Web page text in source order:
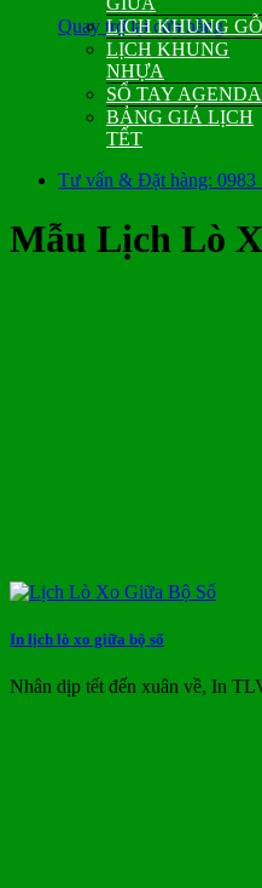
Quay trở lại cửa hàng
LỊCH KHUNG GỖ
LỊCH KHUNG
NHỰA
SỔ TAY AGENDA
BẢNG GIÁ LỊCH
TẾT
Tư vấn & Đặt hàng: 0983
Mẫu Lịch Lò
In lịch lò xo giữa bộ số
Nhân dịp tết đến xuân về, In